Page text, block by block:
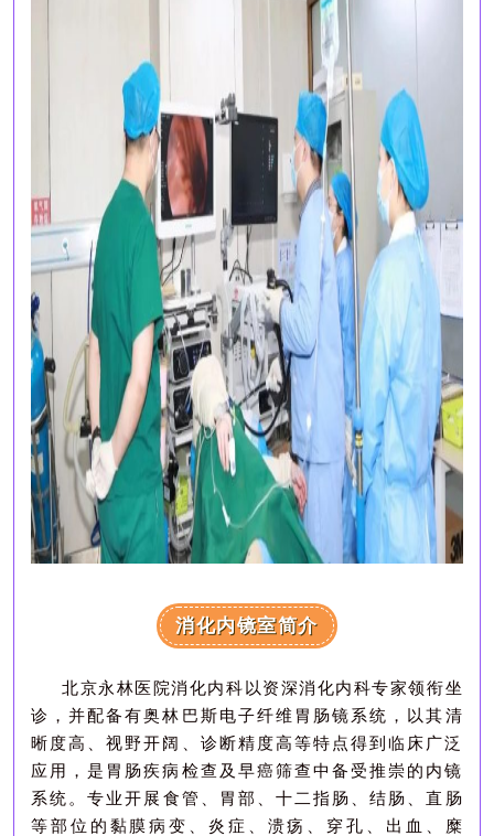
消化内镜室简介
北京永林医院消化内科 以资深消化内科专家领衔坐
诊，并配备有奥林巴斯电子纤维胃肠镜系统，以其清
晰度高、视野开阔、诊断精度高等特点得到临床广泛
应用，是胃肠疾病检查及早癌筛查中备受推崇的内镜
系统。专业开展 食管、胃部、十二指肠、结肠、直肠
等部位的黏膜病变、炎症、溃疡、穿孔、出血、糜